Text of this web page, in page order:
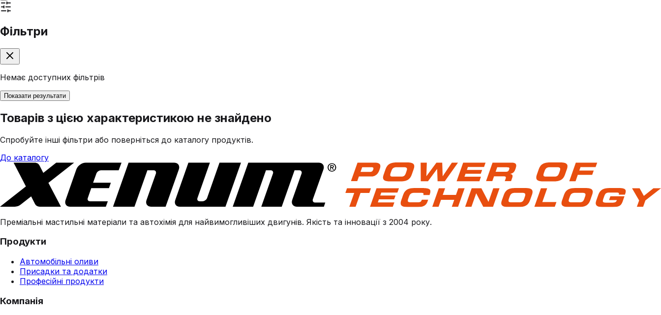
Фільтри
Немає доступних фільтрів
Показати результати
Товарів з цією характеристикою не знайдено
Спробуйте інші фільтри або поверніться до каталогу продуктів.
До каталогу
Преміальні мастильні матеріали та автохімія для найвимогливіших двигунів. Якість та інновації з 2004 року.
Продукти
Автомобільні оливи
Присадки та додатки
Професійні продукти
Компанія